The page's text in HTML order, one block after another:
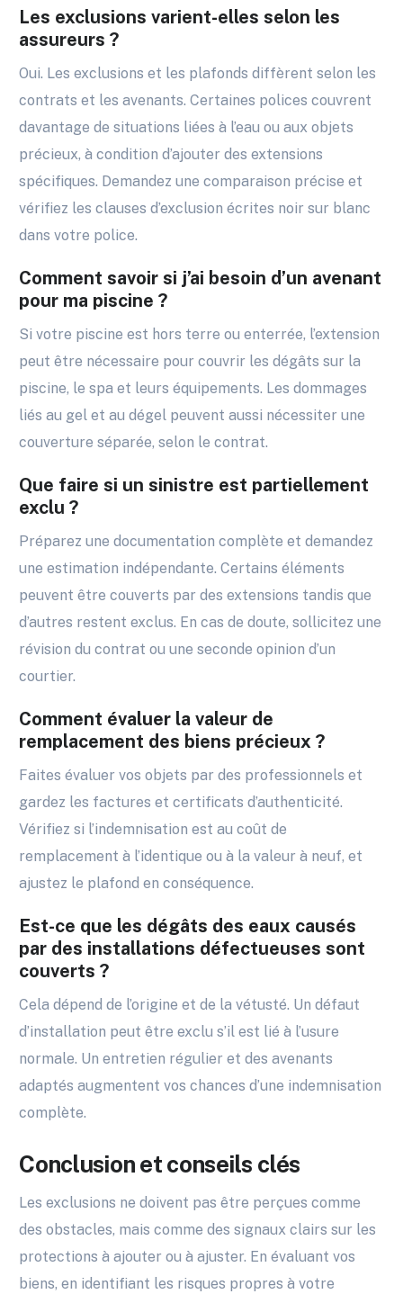
Les exclusions varient-elles selon les
assureurs ?
Oui. Les exclusions et les plafonds diffèrent selon les
contrats et les avenants. Certaines polices couvrent
davantage de situations liées à l’eau ou aux objets
précieux, à condition d’ajouter des extensions
spécifiques. Demandez une comparaison précise et
vérifiez les clauses d’exclusion écrites noir sur blanc
dans votre police.
Comment savoir si j’ai besoin d’un avenant
pour ma piscine ?
Si votre piscine est hors terre ou enterrée, l’extension
peut être nécessaire pour couvrir les dégâts sur la
piscine, le spa et leurs équipements. Les dommages
liés au gel et au dégel peuvent aussi nécessiter une
couverture séparée, selon le contrat.
Que faire si un sinistre est partiellement
exclu ?
Préparez une documentation complète et demandez
une estimation indépendante. Certains éléments
peuvent être couverts par des extensions tandis que
d’autres restent exclus. En cas de doute, sollicitez une
révision du contrat ou une seconde opinion d’un
courtier.
Comment évaluer la valeur de
remplacement des biens précieux ?
Faites évaluer vos objets par des professionnels et
gardez les factures et certificats d’authenticité.
Vérifiez si l’indemnisation est au coût de
remplacement à l’identique ou à la valeur à neuf, et
ajustez le plafond en conséquence.
Est-ce que les dégâts des eaux causés
par des installations défectueuses sont
couverts ?
Cela dépend de l’origine et de la vétusté. Un défaut
d’installation peut être exclu s’il est lié à l’usure
normale. Un entretien régulier et des avenants
adaptés augmentent vos chances d’une indemnisation
complète.
Conclusion et conseils clés
Les exclusions ne doivent pas être perçues comme
des obstacles, mais comme des signaux clairs sur les
protections à ajouter ou à ajuster. En évaluant vos
biens, en identifiant les risques propres à votre